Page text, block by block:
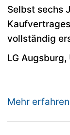
Selbst sechs
vollständig
LG Augsburg,
Mehr erfahren